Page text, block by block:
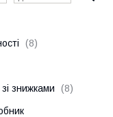
8
знижками 8